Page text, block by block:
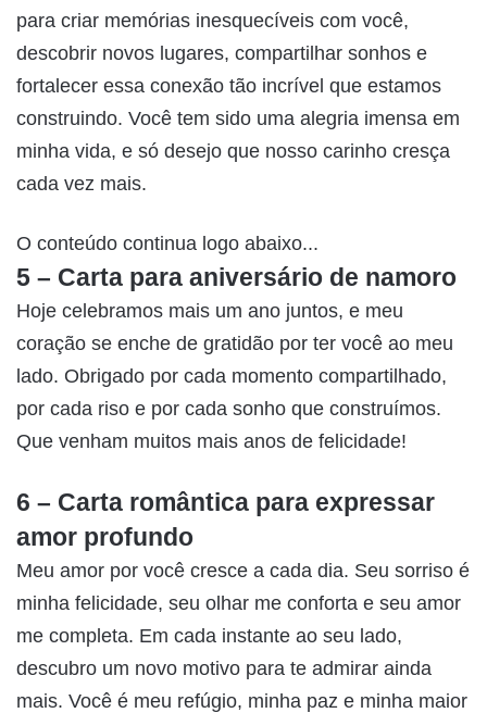
para criar memórias inesquecíveis com você,
descobrir novos lugares, compartilhar sonhos e
fortalecer essa conexão tão incrível que estamos
construindo. Você tem sido uma alegria imensa em
minha vida, e só desejo que nosso carinho cresça
cada vez mais.
O conteúdo continua logo abaixo...
5 – Carta para aniversário de namoro
Hoje celebramos mais um ano juntos, e meu
coração se enche de gratidão por ter você ao meu
lado. Obrigado por cada momento compartilhado,
por cada riso e por cada sonho que construímos.
Que venham muitos mais anos de felicidade!
6 – Carta romântica para expressar
amor profundo
Meu amor por você cresce a cada dia. Seu sorriso é
minha felicidade, seu olhar me conforta e seu amor
me completa. Em cada instante ao seu lado,
descubro um novo motivo para te admirar ainda
mais. Você é meu refúgio, minha paz e minha maior